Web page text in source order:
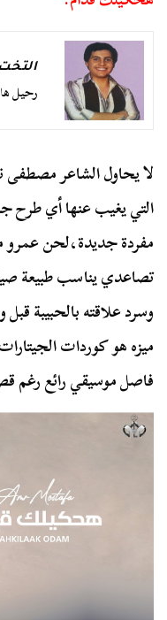
التخت
رحيل
لا يحاول الشاعر مصطفى
التي يغيب عنها أي طرح
مفردة جديدة،لحن عمرو
تصاعدي يناسب طبيعة
وسرد علاقته بالحبيبة
ميزه هو كوردات
فاصل موسيقي رائع رغم